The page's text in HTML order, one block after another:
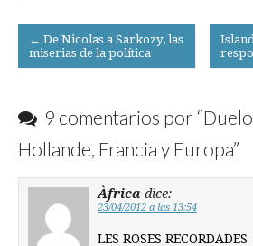
Post
navigation
← De Nicolas a Sarkozy, las
miserias de la política
9 comentarios por “
Hollande, Francia y Europa”
Àfrica dice:
23/04/2012 a las 13:54
LES ROSES RECORDADES